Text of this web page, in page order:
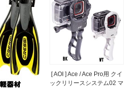
[ AOI ] Ace / Ace Pro用 クイ
ックリリースシステム02 マ